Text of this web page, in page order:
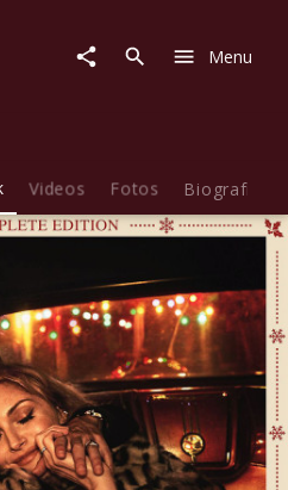
Menu
Videos Fotos Biografie